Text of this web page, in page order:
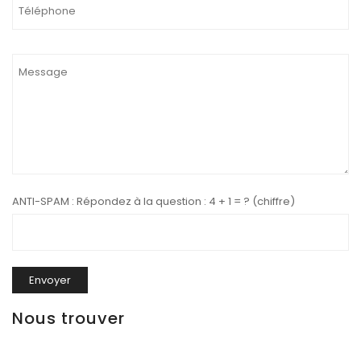
ANTI-SPAM : Répondez à la question : 4 + 1 = ? (chiffre)
Nous trouver